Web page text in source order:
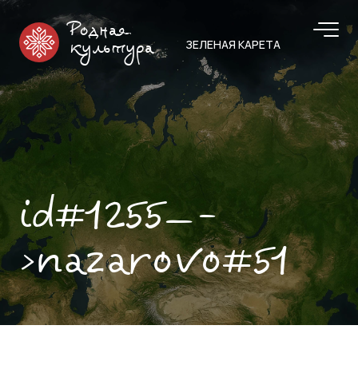
Родная
культура
ЗЕЛЕНАЯ КАРЕТА
id#1255—-
>nazarovo#51